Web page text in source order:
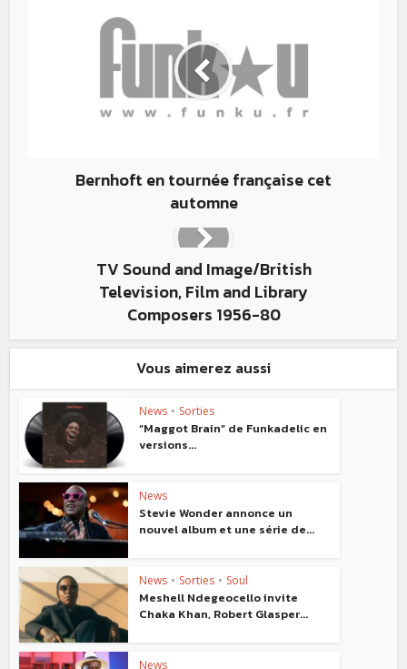
Bernhoft en tournée française cet
automne
TV Sound and Image/British
Television, Film and Library
Composers 1956-80
Vous aimerez aussi
News • Sorties
“Maggot Brain” de Funkadelic en
versions...
News
Stevie Wonder annonce un
nouvel album et une série de...
News • Sorties • Soul
Meshell Ndegeocello invite
Chaka Khan, Robert Glasper...
News